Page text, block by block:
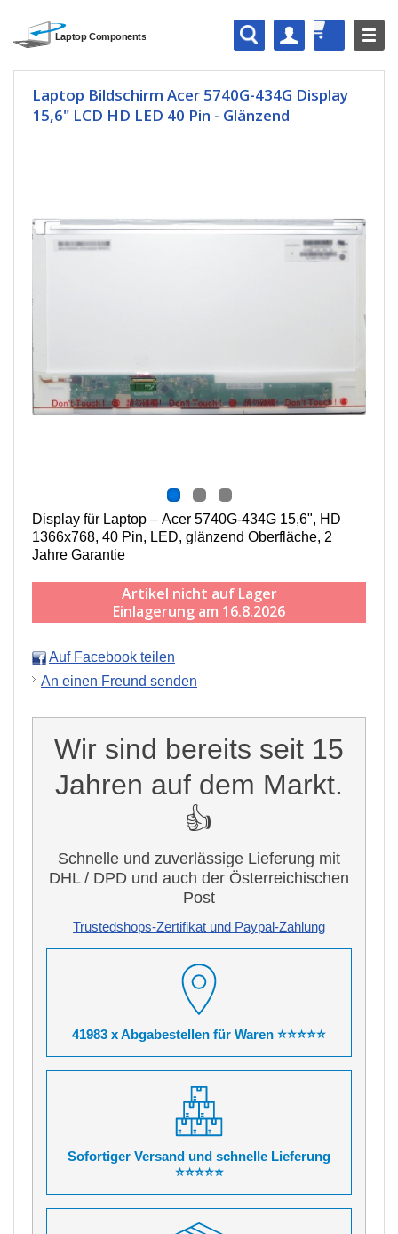
Laptop Bildschirm Acer 5740G-434G Display
15,6" LCD HD LED 40 Pin - Glänzend
Display für Laptop – Acer 5740G-434G 15,6", HD
1366x768, 40 Pin, LED, g länzend Oberfläche, 2
Jahre Garantie
Artikel nicht auf Lager
Einlagerung am 16.8.2026
Auf Facebook teilen
An einen Freund senden
Wir sind bereits seit 15
Jahren auf dem Markt.
👍
Schnelle und zuverlässige Lieferung mit
DHL / DPD und auch der Österreichischen
Post
Trustedshops-Zertifikat und Paypal-Zahlung
41983 x Abgabestellen für Waren ⭐⭐⭐⭐⭐
Sofortiger Versand und schnelle Lieferung
⭐⭐⭐⭐⭐